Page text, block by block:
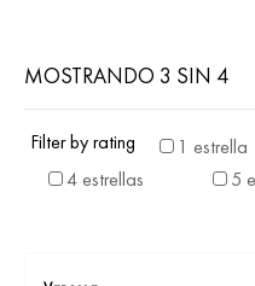
MOSTRANDO 3 SIN 4
Filter by rating 1 estrella
4 estrellas
5